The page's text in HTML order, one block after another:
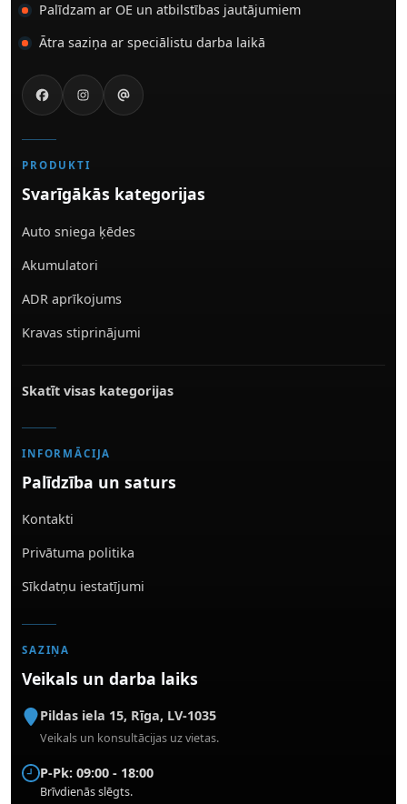
Palīdzam ar OE un atbilstības jautājumiem
Ātra saziņa ar speciālistu darba laikā
PRODUKTI
Svarīgākās kategorijas
Auto sniega ķēdes
Akumulatori
ADR aprīkojums
Kravas stiprinājumi
Skatīt visas kategorijas
INFORMĀCIJA
Palīdzība un saturs
Kontakti
Privātuma politika
Sīkdatņu iestatījumi
SAZIŅA
Veikals un darba laiks
Pildas iela 15, Rīga, LV-1035
Veikals un konsultācijas uz vietas.
P-Pk: 09:00 - 18:00
Brīvdienās slēgts.